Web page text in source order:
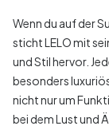
Wenn du auf der
sticht LELO mit
und Stil hervor.
besonders
nicht nur um
bei dem Lust und